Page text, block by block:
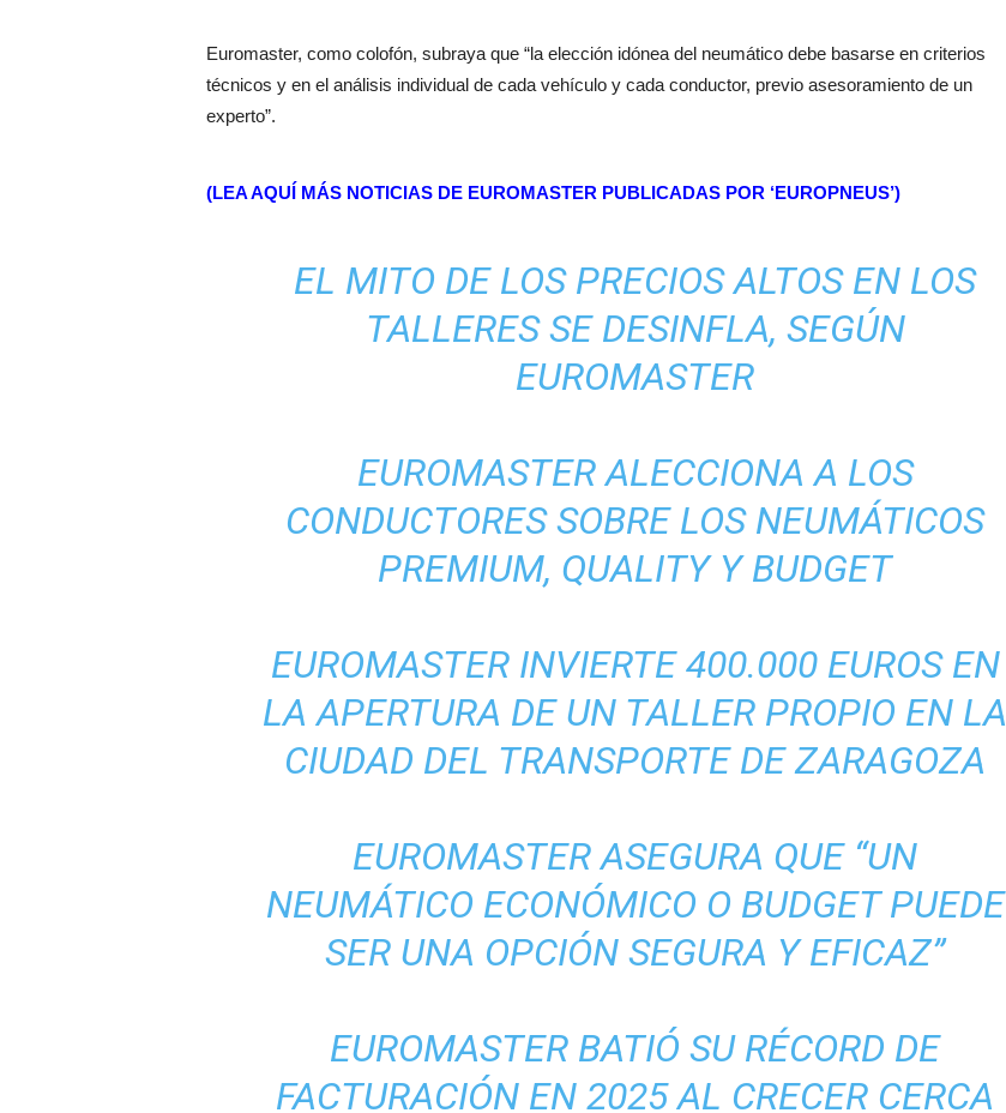
Euromaster, como colofón, subraya que “la elección idónea del neumático debe basarse en criterios
técnicos y en el análisis individual de cada vehículo y cada conductor, previo asesoramiento de un
experto”.
(LEA AQUÍ MÁS NOTICIAS DE EUROMASTER PUBLICADAS POR ‘EUROPNEUS’)
EL MITO DE LOS PRECIOS ALTOS EN LOS
TALLERES SE DESINFLA, SEGÚN
EUROMASTER
EUROMASTER ALECCIONA A LOS
CONDUCTORES SOBRE LOS NEUMÁTICOS
PREMIUM, QUALITY Y BUDGET
EUROMASTER INVIERTE 400.000 EUROS EN
LA APERTURA DE UN TALLER PROPIO EN LA
CIUDAD DEL TRANSPORTE DE ZARAGOZA
EUROMASTER ASEGURA QUE “UN
NEUMÁTICO ECONÓMICO O BUDGET PUEDE
SER UNA OPCIÓN SEGURA Y EFICAZ”
EUROMASTER BATIÓ SU RÉCORD DE
FACTURACIÓN EN 2025 AL CRECER CERCA